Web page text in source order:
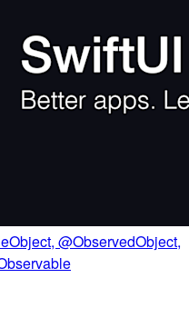
@ObservedObject,